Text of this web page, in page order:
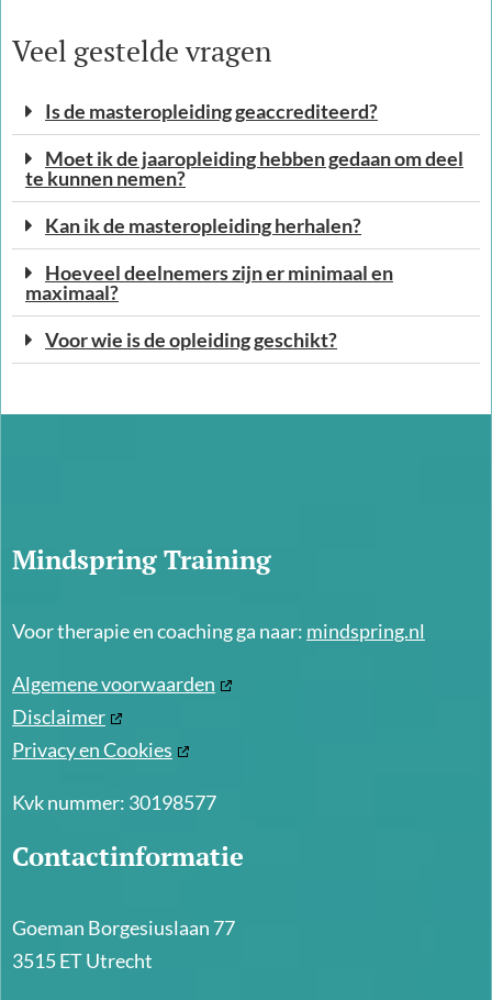
Veel gestelde vragen
Is de masteropleiding geaccrediteerd?
Moet ik de jaaropleiding hebben gedaan om deel
te kunnen nemen?
Kan ik de masteropleiding herhalen?
Hoeveel deelnemers zijn er minimaal en
maximaal?
Voor wie is de opleiding geschikt?
Mindspring Training
Voor therapie en coaching ga naar: mindspring.nl
Algemene voorwaarden
Disclaimer
Privacy en Cookies
Kvk nummer: 30198577
Contactinformatie
Goeman Borgesiuslaan 77
3515 ET Utrecht